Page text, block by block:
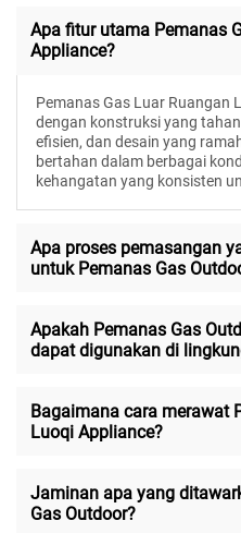
Apa fitur utama Pemanas
Appliance?
Pemanas Gas Luar Ruangan
dengan konstruksi yang
efisien, dan desain yang
bertahan dalam berbagai
kehangatan yang konsisten
Apa proses pemasangan
untuk Pemanas Gas
Apakah Pemanas Gas
dapat digunakan di
Bagaimana cara merawat
Luoqi Appliance?
Jaminan apa yang
Gas Outdoor?